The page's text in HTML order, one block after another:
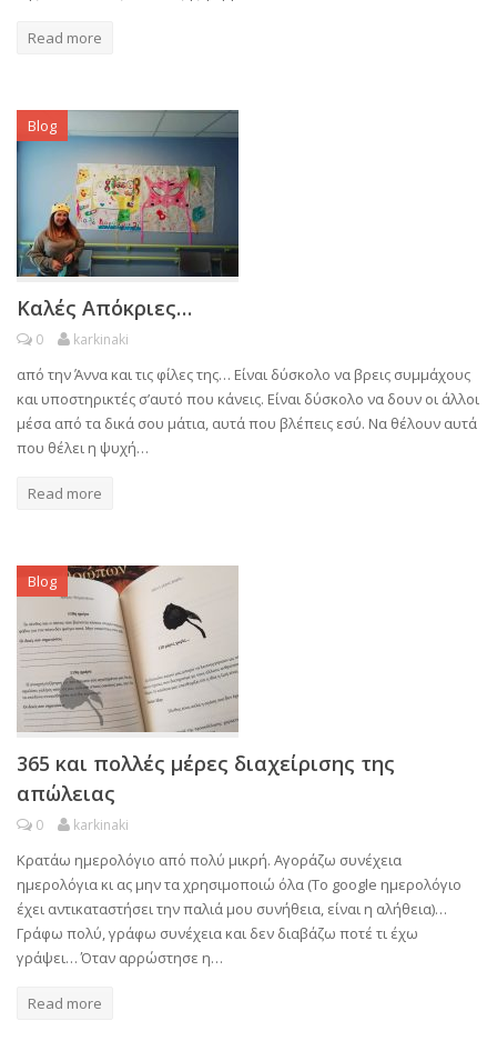
Read more
Blog
Καλές Απόκριες…
0 karkinaki
από την Άννα και τις φίλες της… Είναι δύσκολο να βρεις συμμάχους
και υποστηρικτές σ’αυτό που κάνεις. Είναι δύσκολο να δουν οι άλλοι
μέσα από τα δικά σου μάτια, αυτά που βλέπεις εσύ. Να θέλουν αυτά
που θέλει η ψυχή…
Read more
Blog
365 και πολλές μέρες διαχείρισης της
απώλειας
0 karkinaki
Κρατάω ημερολόγιο από πολύ μικρή. Αγοράζω συνέχεια
ημερολόγια κι ας μην τα χρησιμοποιώ όλα (Το google ημερολόγιο
έχει αντικαταστήσει την παλιά μου συνήθεια, είναι η αλήθεια)…
Γράφω πολύ, γράφω συνέχεια και δεν διαβάζω ποτέ τι έχω
γράψει… Όταν αρρώστησε η…
Read more